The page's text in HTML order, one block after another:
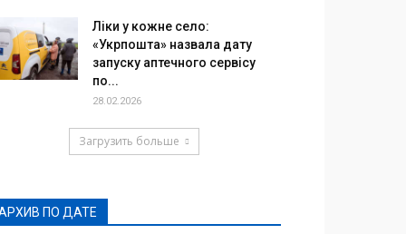
Ліки у кожне село:
«Укрпошта» назвала дату
запуску аптечного сервісу
по...
28.02.2026
Загрузить больше
ПО ДАТЕ